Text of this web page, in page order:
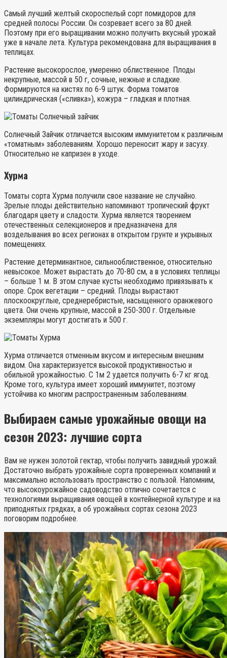
Самый лучший желтый скороспелый сорт помидоров для
средней полосы России. Он созревает всего за 80 дней.
Поэтому при его выращивании можно получить вкусный урожай
уже в начале лета. Культура рекомендована для выращивания в
теплицах.
Растение высокорослое, умеренно облиственное. Плоды
некрупные, массой в 50 г, сочные, нежные и сладкие.
Формируются на кистях по 6-9 штук. Форма томатов
цилиндрическая («сливка»), кожура – гладкая и плотная.
Солнечный Зайчик отличается высоким иммунитетом к различным
«томатным» заболеваниям. Хорошо переносит жару и засуху.
Относительно не капризен в уходе.
Хурма
Томаты сорта Хурма получили свое название не случайно.
Зрелые плоды действительно напоминают тропический фрукт
благодаря цвету и сладости. Хурма является творением
отечественных селекционеров и предназначена для
возделывания во всех регионах в открытом грунте и укрывных
помещениях.
Растение детерминантное, сильнооблиственное, относительно
невысокое. Может вырастать до 70-80 см, а в условиях теплицы
– больше 1 м. В этом случае кусты необходимо привязывать к
опоре. Срок вегетации – средний. Плоды вырастают
плоскоокруглые, среднеребристые, насыщенного оранжевого
цвета. Они очень крупные, массой в 250-300 г. Отдельные
экземпляры могут достигать и 500 г.
Хурма отличается отменным вкусом и интересным внешним
видом. Она характеризуется высокой продуктивностью и
обильной урожайностью. С 1м 2 удается получить 6-7 кг ягод.
Кроме того, культура имеет хороший иммунитет, поэтому
устойчива ко многим распространенным заболеваниям.
Выбираем самые урожайные овощи на
сезон 2023: лучшие сорта
Вам не нужен золотой гектар, чтобы получить завидный урожай.
Достаточно выбрать урожайные сорта проверенных компаний и
максимально использовать пространство с пользой. Напомним,
что высокоурожайное садоводство отлично сочетается с
технологиями выращивания овощей в контейнерной культуре и на
приподнятых грядках, а об урожайных сортах сезона 2023
поговорим подробнее.